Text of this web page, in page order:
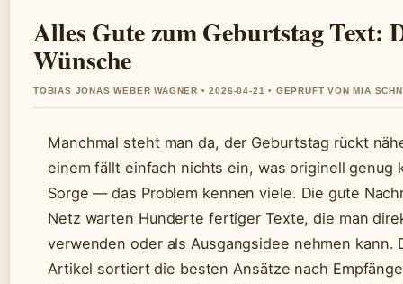
Alles Gute zum Geburtstag Text:
Wünsche
TOBIAS JONAS WEBER WAGNER • 2026-04-21 • GEPRUFT VON MIA
Manchmal steht man da, der Geburtstag rückt
einem fällt einfach nichts ein, was originell genug
Sorge — das Problem kennen viele. Die gute
Netz warten Hunderte fertiger Texte, die man
verwenden oder als Ausgangsidee nehmen kann.
Artikel sortiert die besten Ansätze nach